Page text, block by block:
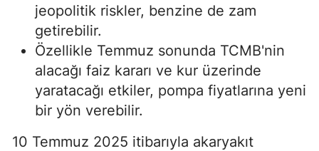
jeopolitik riskler, benzine de zam
getirebilir.
Özellikle Temmuz sonunda TCMB'nin
alacağı faiz kararı ve kur üzerinde
yaratacağı etkiler, pompa fiyatlarına yeni
bir yön verebilir.
10 Temmuz 2025 itibarıyla akaryakıt